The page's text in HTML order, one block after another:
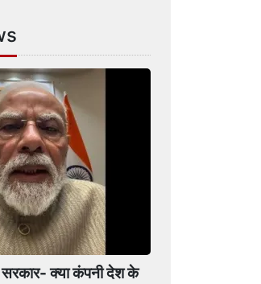
सरकार- क्या कंपनी देश के